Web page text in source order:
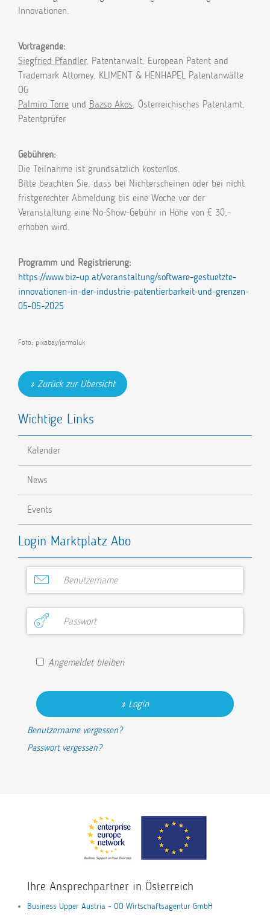
Innovationen.
Vortragende:
Siegfried Pfandler, Patentanwalt, European Patent and
Trademark Attorney, KLIMENT & HENHAPEL Patentanwälte
OG
Palmiro Torre und Bazso Akos, Österreichisches Patentamt,
Patentprüfer
Gebühren:
Die Teilnahme ist grundsätzlich kostenlos.
Bitte beachten Sie, dass bei Nichterscheinen oder bei nicht
fristgerechter Abmeldung bis eine Woche vor der
Veranstaltung eine No-Show-Gebühr in Höhe von € 30,-
erhoben wird.
Programm und Registrierung:
https://www.biz-up.at/veranstaltung/software-gestuetzte-
innovationen-in-der-industrie-patentierbarkeit-und-grenzen-
05-05-2025
Foto: pixabay/jarmoluk
Zurück zur Übersicht
Wichtige Links
Kalender
News
Events
Login Marktplatz Abo
Angemeldet bleiben
Login
Benutzername vergessen?
Passwort vergessen?
Ihre Ansprechpartner in Österreich
Business Upper Austria – OÖ Wirtschaftsagentur GmbH